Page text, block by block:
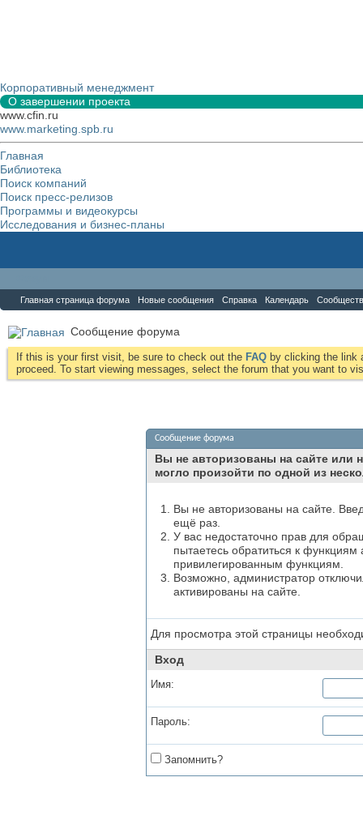
Корпоративный менеджмент
О завершении проекта
www.cfin.ru
www.marketing.spb.ru
Главная
Библиотека
Поиск компаний
Поиск пресс-релизов
Программы и видеокурсы
Исследования и бизнес-планы
Главная страница форума Новые сообщения Справка Календарь
Сообщение форума
If this is your first visit, be sure to check out the FAQ by clicking the link
proceed. To start viewing messages, select the forum that you want to
Сообщение форума
Вы не авторизованы на сайте или
могло произойти по одной из
Вы не авторизованы на сайте.
ещё раз.
У вас недостаточно прав для
пытаетесь обратиться к
привилегированным функциям.
Возможно, администратор
активированы на сайте.
Для просмотра этой страницы
Вход
Имя:
Пароль:
Запомнить?